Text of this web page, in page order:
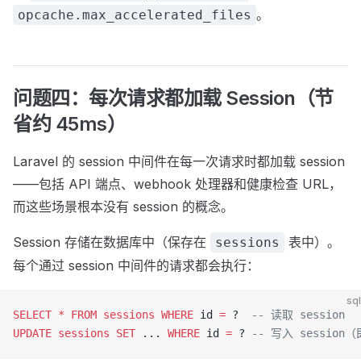
opcache.max_accelerated_files 。
问题四：每次请求都加载 Session（节
省约 45ms）
Laravel 的 session 中间件在每一次请求时都加载 session
——包括 API 端点、webhook 处理器和健康检查 URL，
而这些场景根本没有 session 的概念。
Session 存储在数据库中（保存在 sessions
表中）。
每个通过 session 中间件的请求都会执行：
sql
SELECT * FROM sessions WHERE id = ?
-- 读取 session
UPDATE sessions SET ... WHERE id = ? -- 写入 session（